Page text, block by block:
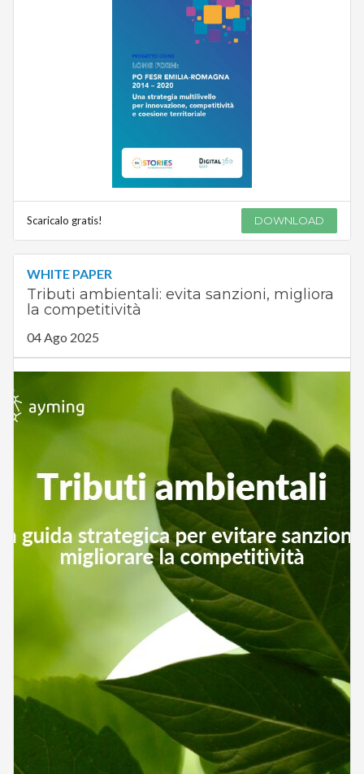
Scaricalo gratis! DOWNLOAD
WHITE PAPER
Tributi ambientali: evita sanzioni, migliora
la competitività
04 Ago 2025